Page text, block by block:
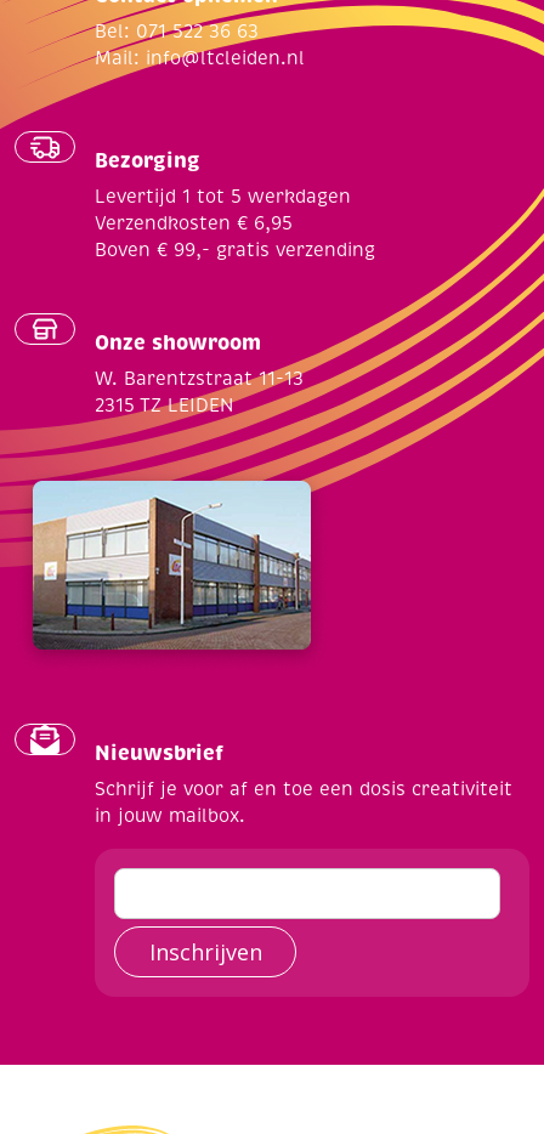
Bel: 071 522 36 63
Mail: info@ltcleiden.nl
Bezorging
Levertijd 1 tot 5 werkdagen
Verzendkosten € 6,95
Boven € 99,- gratis verzending
Onze showroom
W. Barentzstraat 11-13
2315 TZ LEIDEN
Nieuwsbrief
Schrijf je voor af en toe een dosis creativiteit
in jouw mailbox.
Inschrijven